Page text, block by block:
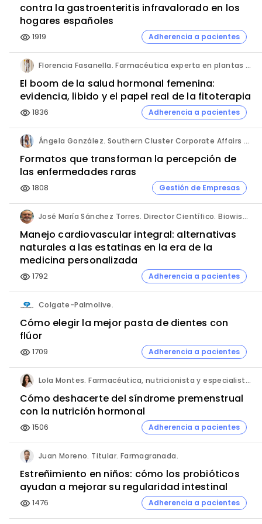
contra la gastroenteritis infravalorado en los
hogares españoles
visibility 1919 Adherencia a pacientes
Florencia Fasanella. Farmacéutica experta en plantas medicinales.
El boom de la salud hormonal femenina:
evidencia, libido y el papel real de la fitoterapia
visibility 1836 Adherencia a pacientes
Ángela González. Southern Cluster Corporate Affairs & Patient Partnership Director. Kyowa Kirin.
Formatos que transforman la percepción de
las enfermedades raras
visibility 1808 Gestión de Empresas
José María Sánchez Torres. Director Científico. Biowise Pharmaceuticals.
Manejo cardiovascular integral: alternativas
naturales a las estatinas en la era de la
medicina personalizada
visibility 1792 Adherencia a pacientes
Colgate-Palmolive.
Cómo elegir la mejor pasta de dientes con
flúor
visibility 1709 Adherencia a pacientes
Lola Montes. Farmacéutica, nutricionista y especialista en salud hormonal y de la mujer.
Cómo deshacerte del síndrome premenstrual
con la nutrición hormonal
visibility 1506 Adherencia a pacientes
Juan Moreno. Titular. Farmagranada.
Estreñimiento en niños: cómo los probióticos
ayudan a mejorar su regularidad intestinal
visibility 1476 Adherencia a pacientes